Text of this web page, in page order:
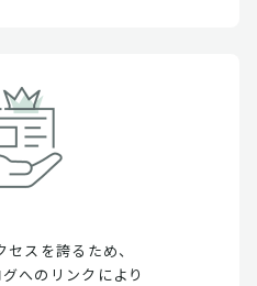
スを誇るため、
へのリンクにより